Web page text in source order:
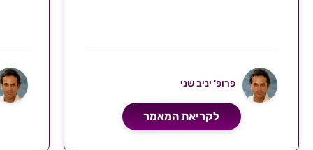
פרופ' יניב שני
לקריאת המאמר